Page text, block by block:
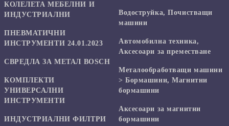
КОЛЕЛЕТА МЕБЕЛНИ И
ИНДУСТРИАЛНИ
ПНЕВМАТИЧНИ
ИНСТРУМЕНТИ 24.01.2023
СВРЕДЛА ЗА МЕТАЛ BOSCH
КОМПЛЕКТИ
УНИВЕРСАЛНИ
ИНСТРУМЕНТИ
ИНДУСТРИАЛНИ ФИЛТРИ
Водоструйка, Почистващи
машини
Автомобилна техника,
Аксесоари за преместване
Mеталообработващи машини
> Бормашини, Магнитни
бормашини
Аксесоари за магнитни
бормашини